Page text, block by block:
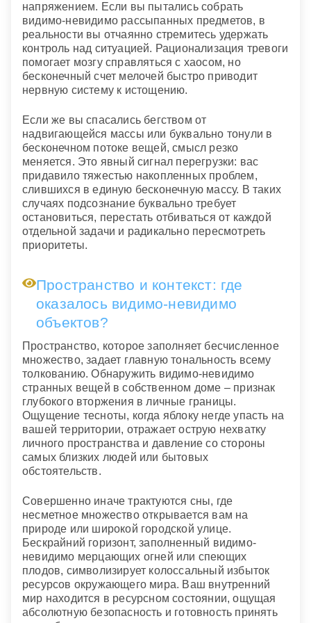
напряжением. Если вы пытались собрать
видимо-невидимо рассыпанных предметов, в
реальности вы отчаянно стремитесь удержать
контроль над ситуацией. Рационализация тревоги
помогает мозгу справляться с хаосом, но
бесконечный счет мелочей быстро приводит
нервную систему к истощению.
Если же вы спасались бегством от
надвигающейся массы или буквально тонули в
бесконечном потоке вещей, смысл резко
меняется. Это явный сигнал перегрузки: вас
придавило тяжестью накопленных проблем,
слившихся в единую бесконечную массу. В таких
случаях подсознание буквально требует
остановиться, перестать отбиваться от каждой
отдельной задачи и радикально пересмотреть
приоритеты.
Пространство и контекст: где
оказалось видимо-невидимо
объектов?
Пространство, которое заполняет бесчисленное
множество, задает главную тональность всему
толкованию. Обнаружить видимо-невидимо
странных вещей в собственном доме – признак
глубокого вторжения в личные границы.
Ощущение тесноты, когда яблоку негде упасть на
вашей территории, отражает острую нехватку
личного пространства и давление со стороны
самых близких людей или бытовых
обстоятельств.
Совершенно иначе трактуются сны, где
несметное множество открывается вам на
природе или широкой городской улице.
Бескрайний горизонт, заполненный видимо-
невидимо мерцающих огней или спеющих
плодов, символизирует колоссальный избыток
ресурсов окружающего мира. Ваш внутренний
мир находится в ресурсном состоянии, ощущая
абсолютную безопасность и готовность принять